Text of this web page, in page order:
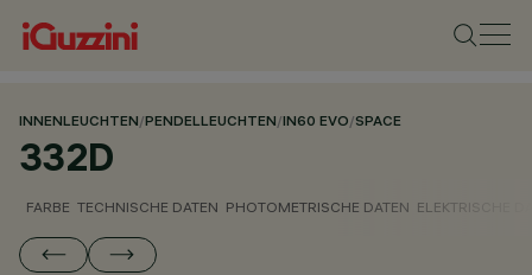
INNENLEUCHTEN/PENDELLEUCHTEN/IN60 EVO/SPACE
332D
FARBE TECHNISCHE DATEN PHOTOMETRISCHE DATEN ELEKTRISCHE